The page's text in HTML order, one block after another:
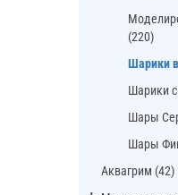
(220)
Шарики
Шарики
Шары
Шары
Аквагрим (42)